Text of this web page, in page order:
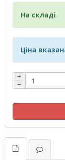
На складі
Ціна
+
−